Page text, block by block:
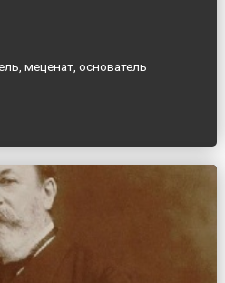
меценат, основатель